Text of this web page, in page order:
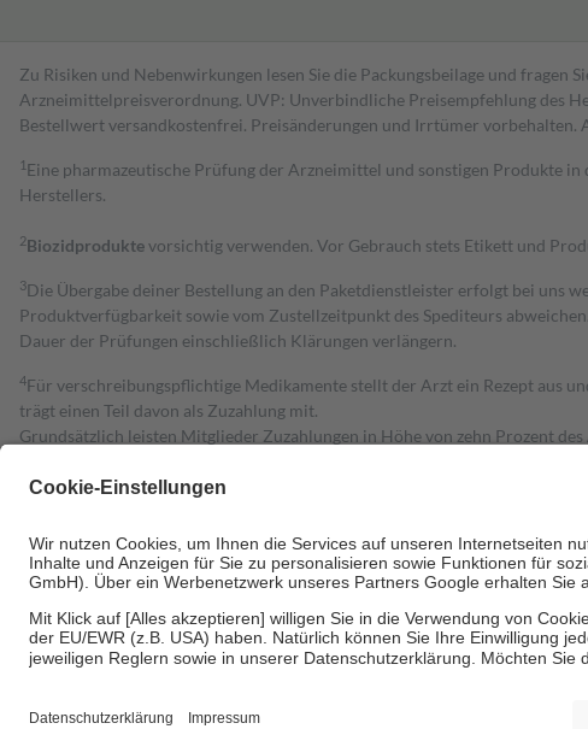
Zu Risiken und Nebenwirkungen lesen Sie die Packungsbeilage und
Arzneimittelpreisverordnung. UVP: Unverbindliche Preisempfehlung des
Bestell­wert versand­kosten­frei. Preisänderungen und Irrtümer
1 Eine pharmazeutische Prüfung der Arzneimittel und sonstigen Produkte
Herstellers.
2Biozidproduktevorsichtig verwenden. Vor Gebrauch stets Etikett und
3Die Übergabe deiner Bestellung an den Paketdienstleister erfolgt bei uns
Produktverfügbarkeit sowie vom Zustellzeitpunkt des Spediteurs
Dauer der Prüfungen einschließlich Klärungen verlängern.
4Für verschreibungspflichtige Medikamente stellt der Arzt ein Rezept aus
trägt einen Teil davon als Zuzahlung mit.
Grundsätzlich leisten Mitglieder Zuzahlungen in Höhe von zehn Prozent des
Diese Regeln gelten grundsätzlich auch für Online-Apotheken.
Um das Engagement der Versicherten für ihre eigene Gesundheit zu
• Kindern und Jugendlichen bis zum vollendeten 18. Lebensjahr mit
• Untersuchungen zur Vorsorge und Früherkennung, die von der GKV
• empfohlenen Schutzimpfungen
• Harn- und Blutteststreifen
Informationen findest du hier: https://help.etrusted.com/hc/de/articles/